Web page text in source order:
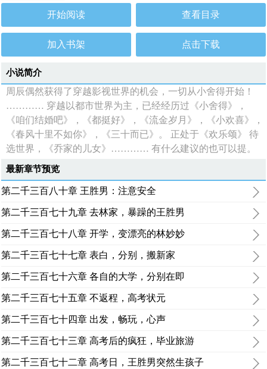
开始阅读 查看目录
加入书架 点击下载
小说简介
周辰偶然获得了穿越影视世界的机会，一切从小舍得开始！
………… 穿越以都市世界为主，已经经历过《小舍得》，
《咱们结婚吧》，《都挺好》，《流金岁月》，《小欢喜》，
《春风十里不如你》，《三十而已》。 正处于《欢乐颂》 待
选世界，《乔家的儿女》………… 有什么建议的也可以提。
最新章节预览
第二千三百八十章 王胜男：注意安全
第二千三百七十九章 去林家，暴躁的王胜男
第二千三百七十八章 开学，变漂亮的林妙妙
第二千三百七十七章 表白，分别，搬新家
第二千三百七十六章 各自的大学，分别在即
第二千三百七十五章 不返程，高考状元
第二千三百七十四章 出发，畅玩，心声
第二千三百七十三章 高考后的疯狂，毕业旅游
第二千三百七十二章 高考日，王胜男突然生孩子